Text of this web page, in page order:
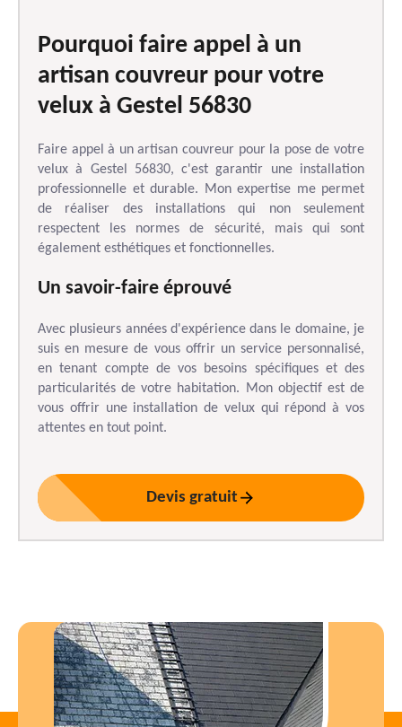
Pourquoi faire appel à un
artisan couvreur pour votre
velux à Gestel 56830
Faire appel à un artisan couvreur pour la pose de votre
velux à Gestel 56830, c'est garantir une installation
professionnelle et durable. Mon expertise me permet
de réaliser des installations qui non seulement
respectent les normes de sécurité, mais qui sont
également esthétiques et fonctionnelles.
Un savoir-faire éprouvé
Avec plusieurs années d'expérience dans le domaine, je
suis en mesure de vous offrir un service personnalisé,
en tenant compte de vos besoins spécifiques et des
particularités de votre habitation. Mon objectif est de
vous offrir une installation de velux qui répond à vos
attentes en tout point.
Devis gratuit